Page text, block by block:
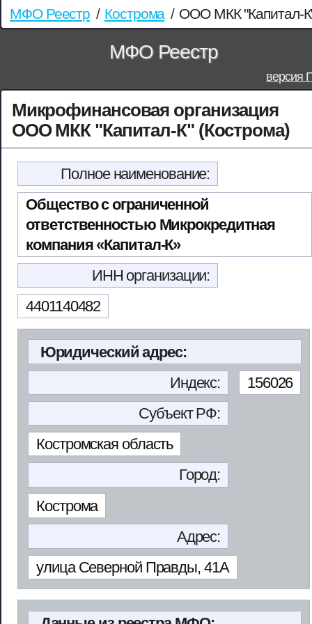
МФО Реестр / Кострома / ООО МКК "Капитал-
МФО Реестр
версия
Микрофинансовая организация
ООО МКК "Капитал-К" (Кострома)
Полное наименование:
Общество с ограниченной
ответственностью Микрокредитная
компания «Капитал-К»
ИНН организации:
4401140482
Юридический адрес:
Индекс:
156026
Субъект РФ:
Костромская область
Город:
Кострома
Адрес:
улица Северной Правды, 41А